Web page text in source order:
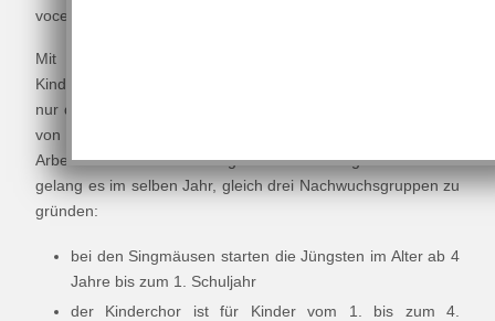
voces8.
Mit ihren Workshops mit mehr als 400 teilnehmenden
Kindern aus Nassau und seinem Umland wussten sie nicht
nur die Kinder, sondern vor allem auch die Verantwortlichen
von tonArt davon zu überzeugen, das Engagement für die
Arbeit mit Kindern und Jugendlichen aufzugreifen und so
gelang es im selben Jahr, gleich drei Nachwuchsgruppen zu
gründen:
bei den Singmäusen starten die Jüngsten im Alter ab 4
Jahre bis zum 1. Schuljahr
der Kinderchor ist für Kinder vom 1. bis zum 4.